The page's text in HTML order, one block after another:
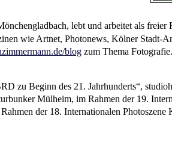
lebt und arbeitet als
wie Artnet, Photonews, Kölner Stadt-
blog zum Thema Fotografie.
zu Beginn des 21. Jahrhunderts“,
Mülheim, im Rahmen der 19.
der 18. Internationalen Photoszene